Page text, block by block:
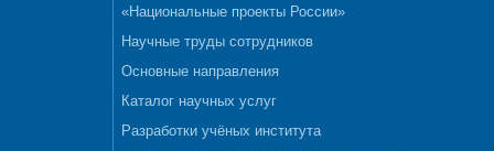
«Национальные проекты России»
Научные труды сотрудников
Основные направления
Каталог научных услуг
Разработки учёных института